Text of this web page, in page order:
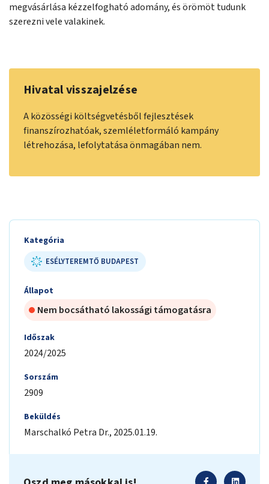
megvásárlása kézzelfogható adomány, és örömöt tudunk
szerezni vele valakinek.
Hivatal visszajelzése
A közösségi költségvetésből fejlesztések
finanszírozhatóak, szemléletformáló kampány
létrehozása, lefolytatása önmagában nem.
Kategória
ESÉLYTEREMTŐ BUDAPEST
Állapot
Nem bocsátható lakossági támogatásra
Időszak
2024/2025
Sorszám
2909
Beküldés
Marschalkó Petra Dr., 2025.01.19.